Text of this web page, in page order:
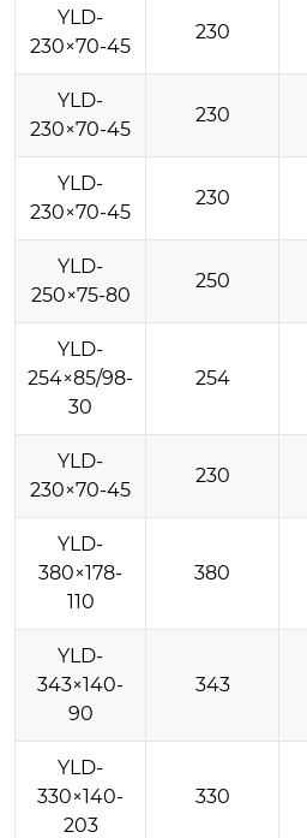
YLD-
230×70-45
230
YLD-
230×70-45
230
YLD-
230×70-45
230
YLD-
250×75-80
250
YLD-
254×85/98-
30
254
YLD-
230×70-45
230
YLD-
380×178-
110
380
YLD-
343×140-
90
343
YLD-
330×140-
203
330